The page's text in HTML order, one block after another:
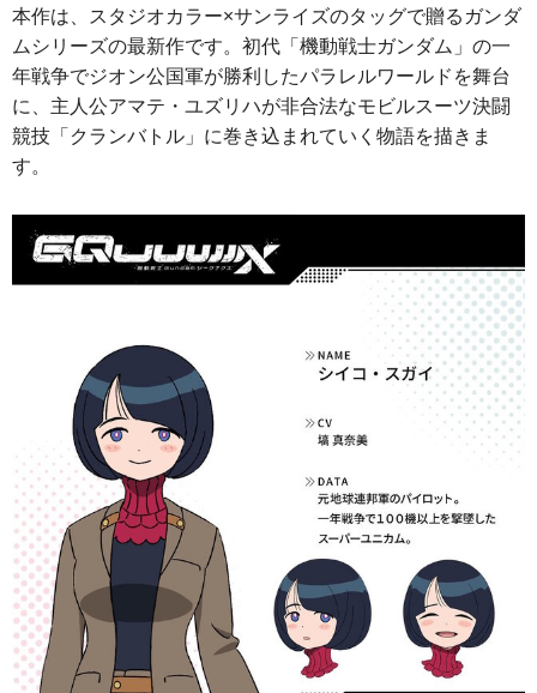
本作は、スタジオカラー×サンライズのタッグで贈るガンダ
ムシリーズの最新作です。初代「機動戦士ガンダム」の一
年戦争でジオン公国軍が勝利したパラレルワールドを舞台
に、主人公アマテ・ユズリハが非合法なモビルスーツ決闘
競技「クランバトル」に巻き込まれていく物語を描きま
す。